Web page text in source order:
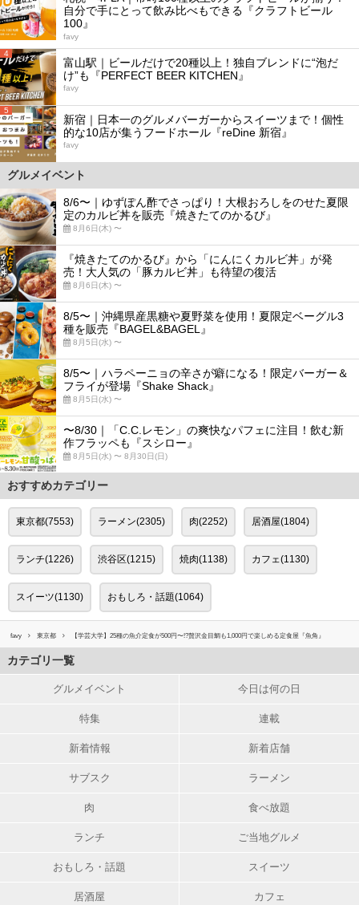
自分で手にとって飲み比べもできる『クラフトビール
100』
favy
4
富山駅｜ビールだけで20種以上！独自ブレンドに“泡だ
け”も『PERFECT BEER KITCHEN』
favy
5
新宿｜日本一のグルメバーガーからスイーツまで！個性
的な10店が集うフードホール『reDine 新宿』
favy
グルメイベント
8/6〜｜ゆずぽん酢でさっぱり！大根おろしをのせた夏限
定のカルビ丼を販売『焼きたてのかるび』
8月6日(木) 〜
『焼きたてのかるび』から「にんにくカルビ丼」が発
売！大人気の「豚カルビ丼」も待望の復活
8月6日(木) 〜
8/5〜｜沖縄県産黒糖や夏野菜を使用！夏限定ベーグル3
種を販売『BAGEL&BAGEL』
8月5日(水) 〜
8/5〜｜ハラペーニョの辛さが癖になる！限定バーガー＆
フライが登場『Shake Shack』
8月5日(水) 〜
〜8/30｜「C.C.レモン」の爽快なパフェに注目！飲む新
作フラッペも『スシロー』
8月5日(水) 〜 8月30日(日)
おすすめカテゴリー
東京都(7553) ラーメン(2305) 肉(2252) 居酒屋(1804)
ランチ(1226) 渋谷区(1215) 焼肉(1138) カフェ(1130)
スイーツ(1130) おもしろ・話題(1064)
favy 東京都 【学芸大学】25種の魚介定食が500円〜!?贅沢金目鯛も1,000円で楽しめる定食屋『魚角』
カテゴリ一覧
グルメイベント 今日は何の日
特集 連載
新着情報 新着店舗
サブスク ラーメン
肉 食べ放題
ランチ ご当地グルメ
おもしろ・話題 スイーツ
居酒屋 カフェ